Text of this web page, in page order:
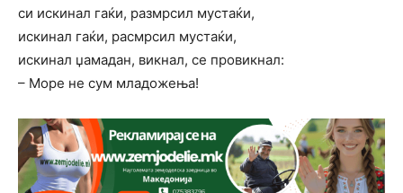
си искинал гаќи, размрсил мустаќи,
искинал гаќи, расмрсил мустаќи,
искинал џамадан, викнал, се провикнал:
– Море не сум младожења!